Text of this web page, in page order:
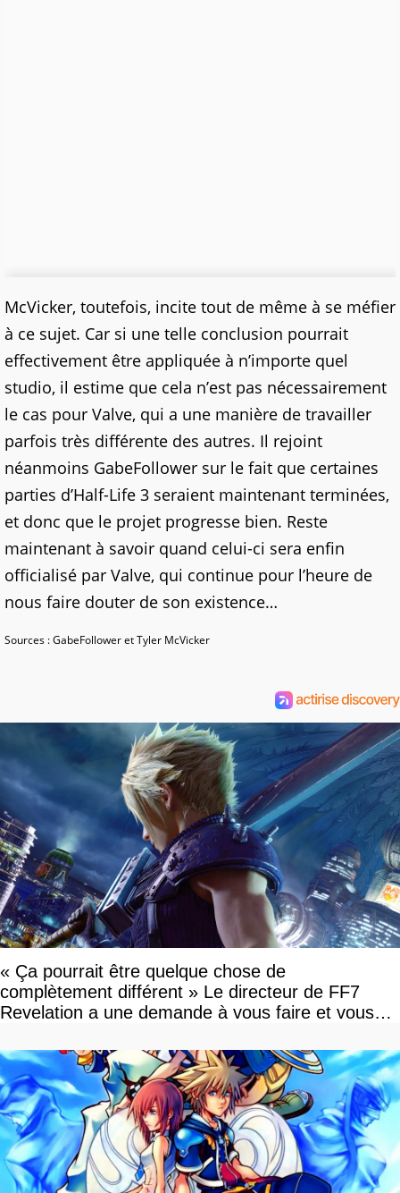
McVicker, toutefois, incite tout de même à se méfier
à ce sujet. Car si une telle conclusion pourrait
effectivement être appliquée à n’importe quel
studio, il estime que cela n’est pas nécessairement
le cas pour Valve, qui a une manière de travailler
parfois très différente des autres. Il rejoint
néanmoins GabeFollower sur le fait que certaines
parties d’Half-Life 3 seraient maintenant terminées,
et donc que le projet progresse bien. Reste
maintenant à savoir quand celui-ci sera enfin
officialisé par Valve, qui continue pour l’heure de
nous faire douter de son existence…
Sources : GabeFollower et Tyler McVicker
« Ça pourrait être quelque chose de
complètement différent » Le directeur de FF7
Revelation a une demande à vous faire et vous